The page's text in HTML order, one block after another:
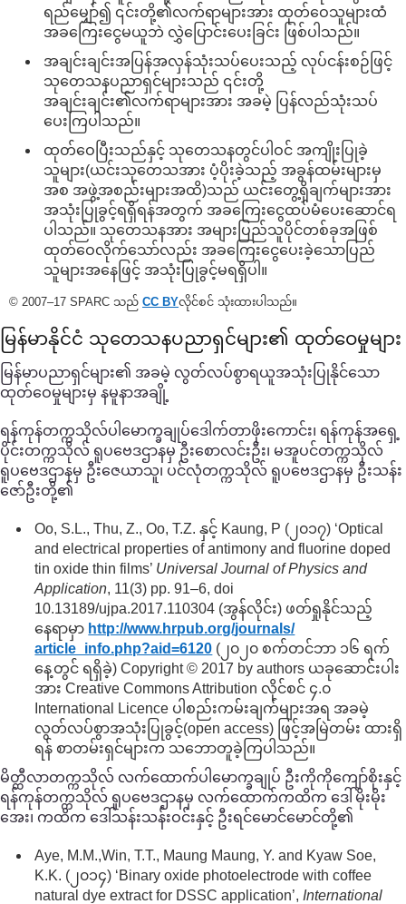
ရည်မျှော်၍ ၎င်းတို့၏လက်ရာများအား ထုတ်ဝေသူများထံ
အခကြေးငွေမယူဘဲ လွှဲပြောင်းပေးခြင်း ဖြစ်ပါသည်။
အချင်းချင်းအပြန်အလှန်သုံးသပ်ပေးသည့် လုပ်ငန်းစဉ်ဖြင့်
သုတေသနပညာရှင်များသည် ၎င်းတို့
အချင်းချင်း၏လက်ရာများအား အခမဲ့ ပြန်လည်သုံးသပ်
ပေးကြပါသည်။
ထုတ်ဝေပြီးသည်နှင့် သုတေသနတွင်ပါဝင် အကျိုးပြုခဲ့
သူများ(ယင်းသုတေသအား ပံ့ပိုးခဲ့သည့် အခွန်ထမ်းများမှ
အစ အဖွဲ့အစည်းများအထိ)သည် ယင်းတွေ့ရှိချက်များအား
အသုံးပြုခွင့်ရရှိရန်အတွက် အခကြေးငွေထပ်မံပေးဆောင်ရ
ပါသည်။ သုတေသနအား အများပြည်သူပိုင်တစ်ခုအဖြစ်
ထုတ်ဝေလိုက်သော်လည်း အခကြေးငွေပေးခဲ့သောပြည်
သူများအနေဖြင့် အသုံးပြုခွင့်မရရှိပါ။
© 2007–17 SPARC သည် CC BYလိုင်စင် သုံးထားပါသည်။
မြန်မာနိုင်ငံ သုတေသနပညာရှင်များ၏ ထုတ်ဝေမှုများ
မြန်မာပညာရှင်များ၏ အခမဲ့ လွတ်လပ်စွာရယူအသုံးပြုနိုင်သော
ထုတ်ဝေမှုများမှ နမူနာအချို့
ရန်ကုန်တက္ကသိုလ်ပါမောက္ခချုပ်ဒေါက်တာဖိုးကောင်း၊ ရန်ကုန်အရှေ့
ပိုင်းတက္ကသိုလ် ရူပဗေဒဌာနမှ ဦးစောလင်းဦး၊ မအူပင်တက္ကသိုလ်
ရူပဗေဒဌာနမှ ဦးဇေယာသူ၊ ပင်လုံတက္ကသိုလ် ရူပဗေဒဌာနမှ ဦးသန်း
ဇော်ဦးတို့၏
Oo, S.L., Thu, Z., Oo, T.Z. နှင့် Kaung, P (၂၀၁၇) ‘Optical
and electrical properties of antimony and fluorine doped
tin oxide thin films’ Universal Journal of Physics and
Application, 11(3) pp. 91–6, doi
10.13189/ujpa.2017.110304 (အွန်လိုင်း) ဖတ်ရှုနိုင်သည့်
နေရာမှာ http://www.hrpub.org/journals/
article_info.php?aid=6120 (၂၀၂၀ စက်တင်ဘာ ၁၆ ရက်
နေ့တွင် ရရှိခဲ့) Copyright © 2017 by authors ယခုဆောင်းပါး
အား Creative Commons Attribution လိုင်စင် ၄.၀
International Licence ပါစည်းကမ်းချက်များအရ အခမဲ့
လွတ်လပ်စွာအသုံးပြုခွင့်(open access) ဖြင့်အမြဲတမ်း ထားရှိ
ရန် စာတမ်းရှင်များက သဘောတူခဲ့ကြပါသည်။
မိတ္ထီလာတက္ကသိုလ် လက်ထောက်ပါမောက္ခချုပ် ဦးကိုကိုကျော်စိုးနှင့်
ရန်ကုန်တက္ကသိုလ် ရူပဗေဒဌာနမှ လက်ထောက်ကထိက ဒေါ်မိုးမိုး
အေး၊ ကထိက ဒေါ်သန်းသန်းဝင်းနှင့် ဦးရင်မောင်မောင်တို့၏
Aye, M.M.,Win, T.T., Maung Maung, Y. and Kyaw Soe,
K.K. (၂၀၁၄) ‘Binary oxide photoelectrode with coffee
natural dye extract for DSSC application’, International